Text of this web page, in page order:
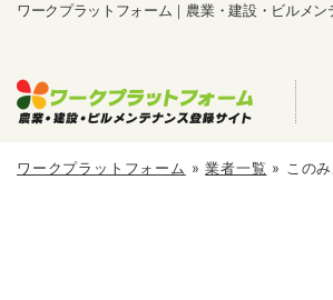
ワークプラットフォーム｜農業・建設・ビルメ
ワークプラットフォーム »業者一覧 » この